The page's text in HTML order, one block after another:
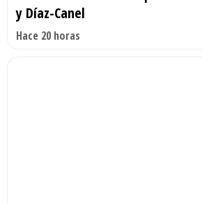
y Díaz-Canel
Hace 20 horas